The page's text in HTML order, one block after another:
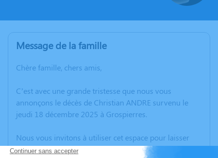
Message de la famille
Chère famille, chers amis,
C’est avec une grande tristesse que nous vous
annonçons le décès de Christian ANDRE survenu le
jeudi 18 décembre 2025 à Grospierres.
Nous vous invitons à utiliser cet espace pour laisser
vos condoléances, partager des photos souvenirs, une